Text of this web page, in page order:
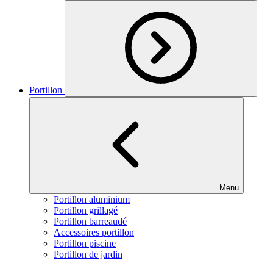
Portillon
Menu
Portillon aluminium
Portillon grillagé
Portillon barreaudé
Accessoires portillon
Portillon piscine
Portillon de jardin